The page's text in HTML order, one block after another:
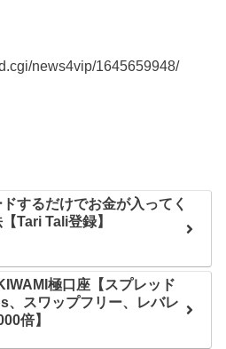
news4vip/1645659948/
ドするだけでお金が入ってく
Tari Tali登録】
極口座【スプレッド
、スワップフリー、レバレ
倍】